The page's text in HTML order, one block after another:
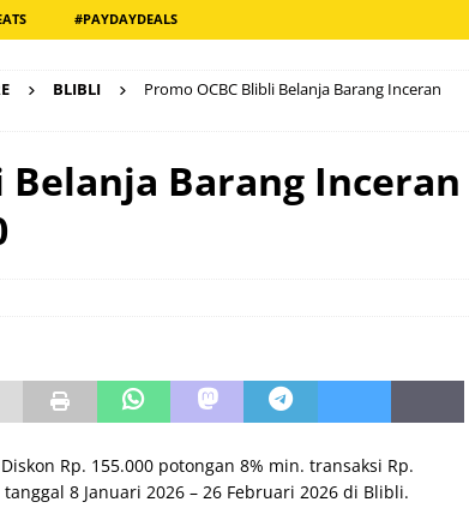
#PAYDAYDEALS
BLIBLI
Promo OCBC Blibli Belanja Barang Inceran
Belanja Barang Inceran
Rp. 155.000 potongan 8% min. transaksi Rp.
8 Januari 2026 – 26 Februari 2026 di Blibli.